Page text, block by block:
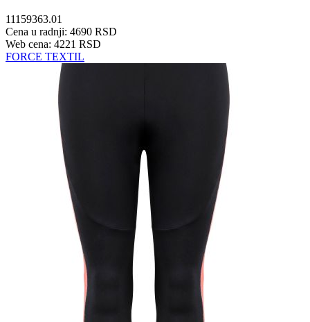
11159363.01
Cena u radnji: 4690 RSD
Web cena: 4221 RSD
FORCE TEXTIL